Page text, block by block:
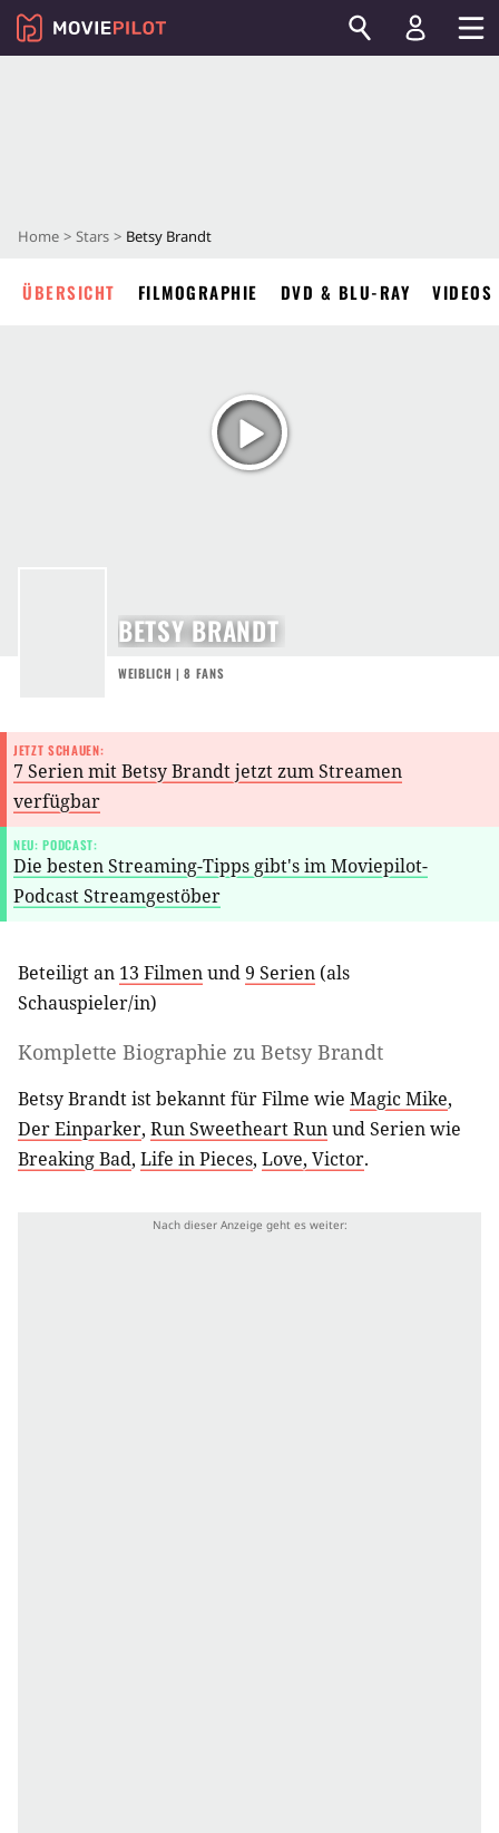
Home Stars Betsy Brandt
ÜBERSICHT FILMOGRAPHIE DVD & BLU-RAY VIDEOS
BETSY BRANDT
WEIBLICH | 8 FANS
JETZT SCHAUEN:
7 Serien mit Betsy Brandt jetzt zum Streamen
verfügbar
NEU: PODCAST:
Die besten Streaming-Tipps gibt's im Moviepilot-
Podcast Streamgestöber
Beteiligt an 13 Filmenund9 Serien (als
Schauspieler/in)
Komplette Biographie zu Betsy Brandt
Betsy Brandt ist bekannt für Filme wie Magic Mike,
Der Einparker, Run Sweetheart Runund Serien wie
Breaking Bad, Life in Pieces, Love, Victor.